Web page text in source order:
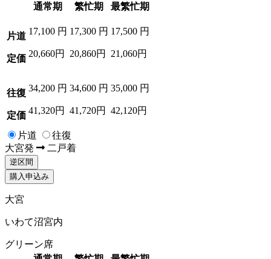
通常期
繁忙期 最繁忙期
片道
定価
17,100 円
20,660円
17,300 円
20,860円
17,500 円
21,060円
往復
定価
34,200 円
41,320円
34,600 円
41,720円
35,000 円
42,120円
片道
往復
大宮発 二戸着
逆区間
購入申込み
大宮
いわて沼宮内
グリーン席